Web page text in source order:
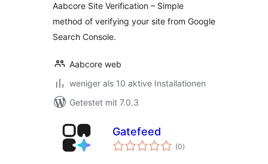
Aabcore Site Verification – Simple
method of verifying your site from Google
Search Console.
Aabcore web
weniger als 10 aktive Installationen
Getestet mit 7.0.3
Gatefeed
(0Bewertungen
insgesamt
)